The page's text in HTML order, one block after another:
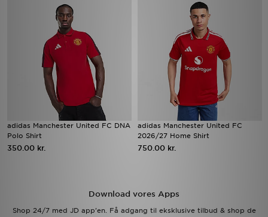
adidas Manchester United FC DNA
Polo Shirt
350.00 kr.
adidas Manchester United FC
2026/27 Home Shirt
750.00 kr.
Download vores Apps
Shop 24/7 med JD app'en. Få adgang til eksklusive tilbud & shop de